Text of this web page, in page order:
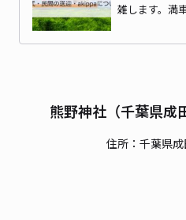
雑します。満
熊野神社（千葉県成
住所：千葉県